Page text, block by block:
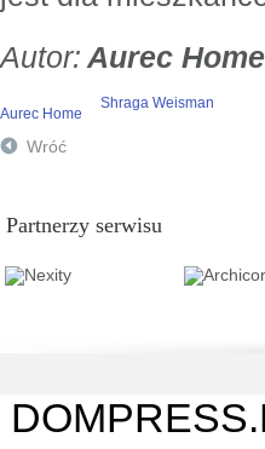
Aurec Home
Aurec Home
Shraga Weisman
Wróć
Partnerzy serwisu